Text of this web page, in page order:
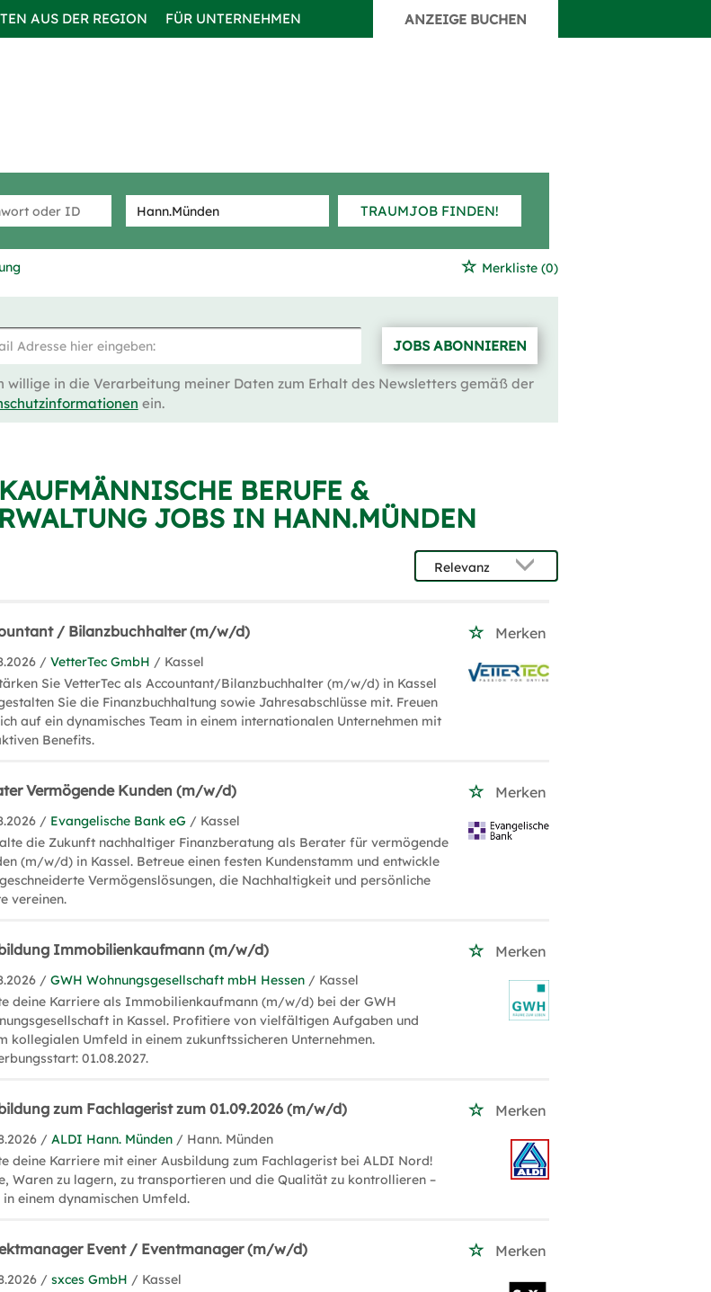
AUS DER REGION FÜR UNTERNEHMEN ANZEIGE BUCHEN
TRAUMJOB FINDEN!
Merkliste (0)
JOBS ABONNIEREN
willige in die Verarbeitung meiner Daten zum Erhalt des Newsletters gemäß der
ein.
BERUFE &
JOBS IN HANN.MÜNDEN
/ Bilanzbuchhalter (m/w/d) Merken
/VetterTec GmbH / Kassel
Sie VetterTec als Accountant/Bilanzbuchhalter (m/w/d) in Kassel
Sie die Finanzbuchhaltung sowie Jahresabschlüsse mit. Freuen
auf ein dynamisches Team in einem internationalen Unternehmen mit
Benefits.
Vermögende Kunden (m/w/d) Merken
/ Evangelische Bank eG / Kassel
die Zukunft nachhaltiger Finanzberatung als Berater für vermögende
(m/w/d) in Kassel. Betreue einen festen Kundenstamm und entwickle
Vermögenslösungen, die Nachhaltigkeit und persönliche
vereinen.
Immobilienkaufmann (m/w/d) Merken
/GWH Wohnungsgesellschaft mbH Hessen / Kassel
deine Karriere als Immobilienkaufmann (m/w/d) bei der GWH
in Kassel. Profitiere von vielfältigen Aufgaben und
kollegialen Umfeld in einem zukunftssicheren Unternehmen.
01.08.2027.
zum Fachlagerist zum 01.09.2026 (m/w/d) Merken
/ALDI Hann. Münden / Hann. Münden
deine Karriere mit einer Ausbildung zum Fachlagerist bei ALDI Nord!
Waren zu lagern, zu transportieren und die Qualität zu kontrollieren –
in einem dynamischen Umfeld.
Event / Eventmanager (m/w/d) Merken
/sxces GmbH / Kassel